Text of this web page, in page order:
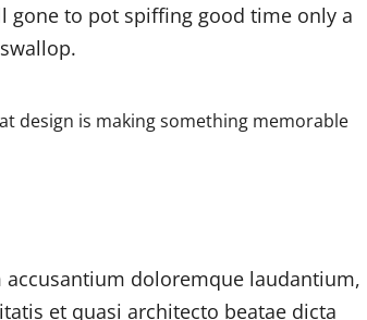
gone to pot spiffing good time only a
design is making something memorable
doloremque laudantium,
et quasi architecto beatae dicta